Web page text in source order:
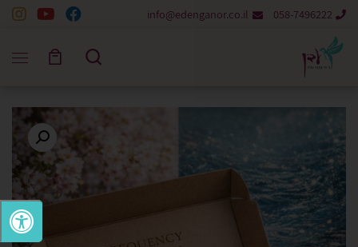
Skip to content
058-7496222
info@edenganor.co.il
Search